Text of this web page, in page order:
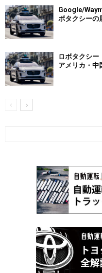
Google/
ボタクシーの
ロボタクシー
アメリカ・中